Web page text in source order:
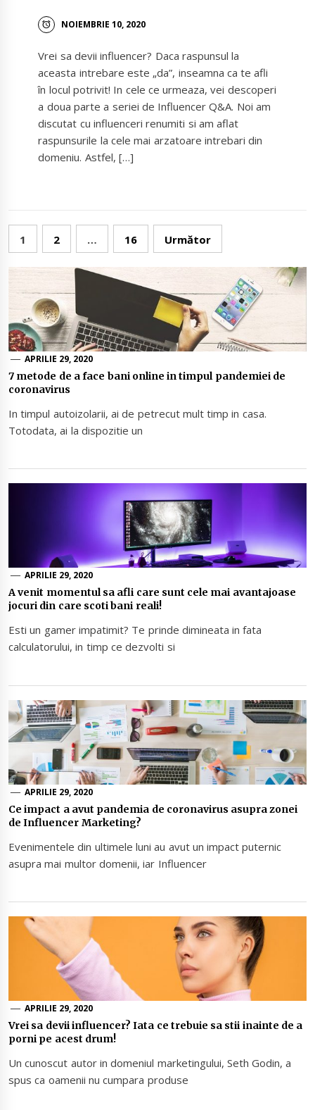
NOIEMBRIE 10, 2020
Vrei sa devii influencer? Daca raspunsul la
aceasta intrebare este „da”, inseamna ca te afli
în locul potrivit! In cele ce urmeaza, vei descoperi
a doua parte a seriei de Influencer Q&A. Noi am
discutat cu influenceri renumiti si am aflat
raspunsurile la cele mai arzatoare intrebari din
domeniu. Astfel, […]
Navigare
în
articole
1 2 … 16 Următor
APRILIE 29, 2020
7 metode de a face bani online in timpul pandemiei de
coronavirus
In timpul autoizolarii, ai de petrecut mult timp in casa.
Totodata, ai la dispozitie un
APRILIE 29, 2020
A venit momentul sa afli care sunt cele mai avantajoase
jocuri din care scoti bani reali!
Esti un gamer impatimit? Te prinde dimineata in fata
calculatorului, in timp ce dezvolti si
APRILIE 29, 2020
Ce impact a avut pandemia de coronavirus asupra zonei
de Influencer Marketing?
Evenimentele din ultimele luni au avut un impact puternic
asupra mai multor domenii, iar Influencer
APRILIE 29, 2020
Vrei sa devii influencer? Iata ce trebuie sa stii inainte de a
porni pe acest drum!
Un cunoscut autor in domeniul marketingului, Seth Godin, a
spus ca oamenii nu cumpara produse